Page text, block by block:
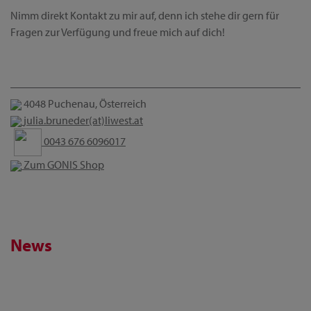
Nimm direkt Kontakt zu mir auf, denn ich stehe dir gern für
Fragen zur Verfügung und freue mich auf dich!
4048 Puchenau, Österreich
julia.bruneder(at)liwest.at
0043 676 6096017
Zum GONIS Shop
News